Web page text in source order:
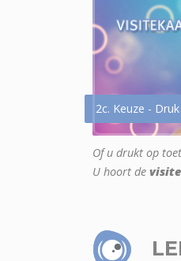
2c. Keuze -
Of u drukt op
U hoort de